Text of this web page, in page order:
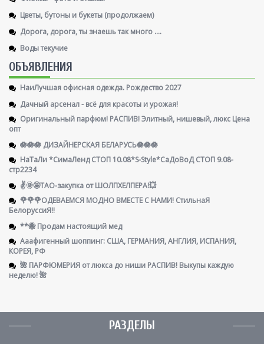
Цветы, бутоны и букеты (продолжаем)
Дорога, дорога, ты знаешь так много ....
Воды текучие
ОБЪЯВЛЕНИЯ
НаиЛучшая офисная одежда. Рождество 2027
Дачный арсенал - всё для красоты и урожая!
Оригинальный парфюм! РАСПИВ! Элитный, нишевый, люкс Цена
опт
🪷🪷🪷 ДИЗАЙНЕРСКАЯ БЕЛАРУСЬ🪷🪷🪷
НаТаЛи *СимаЛенд СТОП 10.08*S-Style*СаДоВоД СТОП 9.08-
стр2234
✌️🌞🤩ТАО-закупка от ШОЛПХЕЛПЕРА!💥
🌹🌹🌹ОДЕВАЕМСЯ МОДНО ВМЕСТЕ С НАМИ! СтильнаЯ
БелоруссиЯ‼
**🐝 Продам настоящий мед
Ааафигенный шоппинг: США, ГЕРМАНИЯ, АНГЛИЯ, ИСПАНИЯ,
КОРЕЯ, РФ
🌺 ПАРФЮМЕРИЯ от люкса до ниши РАСПИВ! Выкупы каждую
неделю! 🌺
РАЗДЕЛЫ